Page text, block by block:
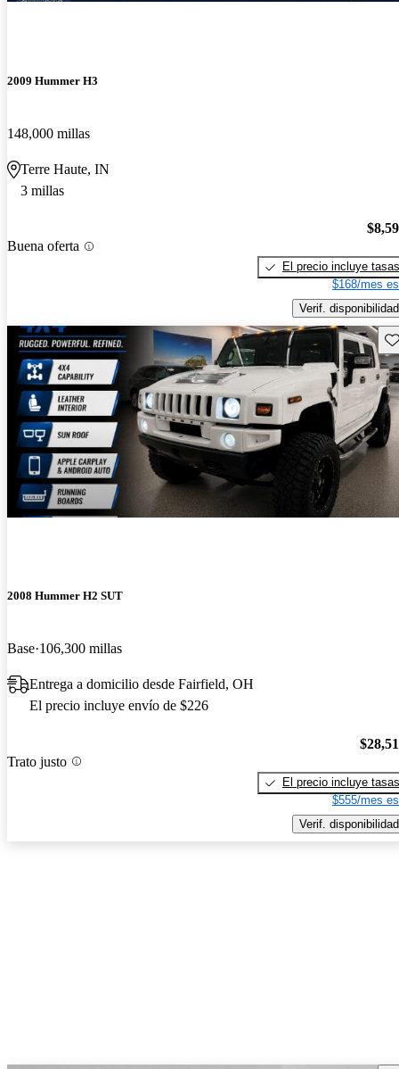
2009 Hummer H3
148,000 millas
Terre Haute, IN
3 millas
Buena oferta
El precio incluye tasas
$168/mes
Verif. disponibilidad
2008 Hummer H2 SUT
Base 106,300 millas
Entrega a domicilio desde Fairfield, OH
El precio incluye envío de $226
Trato justo
El precio incluye tasas
$555/mes
Verif. disponibilidad